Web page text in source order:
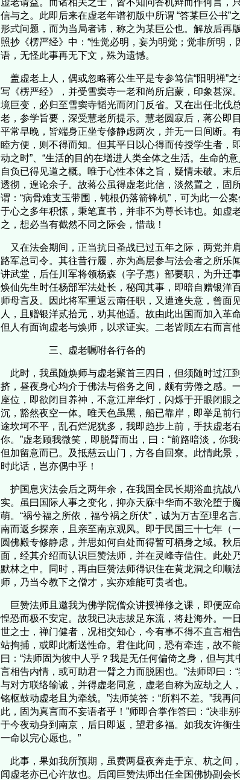
虚老请益。而诸相关之士，皆不知问答机辩而作何言，
信与之。此即后来在虚老年谱初版中所谓 “答某巨公书”
形式问题，而为当局者讳，称之为某巨公也。解放后再
照抄《楞严经》中：“性觉必明，妄为明觉；觉非所明
语，无怪此事再无下文，殊为遗憾。
盖虚老上人，偶或忽略蒋公生平是专参笃信“阳明禅”
写《楞严经》，并受雪窦寺一老和尚所启蒙，印象甚深
境巨变，必归至雪窦寺韬光而闭门反省。又在出任北伐
老，参学旨要，深受慧老所提示。慧老圆寂后，蒋公即
平常早晚，皆端身正坐专修静虑两次，并无一日间断。
睦方便，则不得而知。但其平日以心得而传授学生者，
动之时”、“生活的目的在增进人类全体之生活。生命的
自负已得见道之概。唯于心性本体之旨，疑情未破。末
透彻，遑论余子。故蒋公虽得虚老此信，淡然置之，固
谓：“病骨难支玉带围，钝根仍落箭锋机”，可为此一公
于心之多年积愫，秉笔直书，并非不为尊长讳也。如虚
之，想必当有截然不同之际会，惜哉！
又在法会期间，正当抗日圣战已过五年之际，两党并
路军总司令。其往昔行履，亦为高层参与法会者之所乐
讲武堂，后任川军将领杨森（字子惠）部要职，为升迁
焕仙先生时任杨部军法处长，秘闻其事，即暗自赠银洋
师母言及。因此将军重返云南任职，又遭逢失意，曾面
人，且赠银洋贰拾元，劝其他适。故由此出国而加入革
但人有面询虚老与焕师，以求证实。二老皆顾左右而言
三、虚老嘱咐各行各的
此时，我虽随焕师与虚老聚首三四日，但须随时过江
挤，昼夜身心均介于佛法与俗务之间，颇有劳倦之感。
座位，即欲闭目养神，不意江岸华灯，闪烁于开眼闭眼
沉，豁然夜空一体。唯天色虽黑，船已靠岸，即举足前
途坎坷不平，乱石烂泥犹多，我即趋步上前，手扶虚老
你。”虚老顾我微笑，即脱臂而出，曰：“前路暗淡，你
但加留意而已。及抵慈云山门，方各自回寮。此情此景
时此话，岂亦偶中乎！
护国息灾法会后之两年余，在我国全民长期浴血抗战
实。虽曰国际人事之变化，抑亦天庥中华而不致沦堕于
萌。“祸兮福之所依，福兮祸之所伏”，诚为万古至理名
南而返乡探亲，且亲至南京观风。即于民国三十七年（
圆佛殿专修静虑，并思如何自处而得暂可栖身之域。秋
面，经其介绍而认识巨赞法师，并在灵峰寺借住。此处
默林之中。同时，再由巨赞法师得识住在黄龙洞之印顺
师，乃当今教下之僧才，实亦难能可贵者也。
巨赞法师且邀我为佛学院僧众讲授禅修之课，即便应
惶恐而极不安定。故我已决志拔足东流，将赴海外。一
世之士，禅门健者，况相交知心，今有事不得不直言相
站拘捕，或即此断送性命。君住此间，恐有牵连，故不
曰：“法师固为彼中人乎？我是无任何偏倚之身，但与
言相告内情，或可助君一臂之力而脱困也。”法师即曰
与对方联络输诚，并得虚老同意，虚老自称为应劫之人
铭枢鼓动虚老且为牵线。”法师笑答：“所料不差。”我再
此，固为真言而不妄语者乎！”师即合掌作答曰：“决非
于今夜动身到南京，后日即返，望君多福。如我友许衡
一命以完心愿也。”
此事，果如我所预期，虽费两昼夜奔走于京、杭之间
闻虚老亦已心许故也。后闻巨赞法师出任全国佛协副会